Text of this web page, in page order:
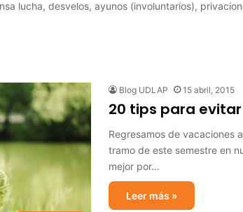
lucha, desvelos, ayunos (involuntarios),
Blog UDLAP 15 abril, 2015
20 tips para
Regresamos de vacaciones
tramo de este semestre en
mejor por…
Leer más »